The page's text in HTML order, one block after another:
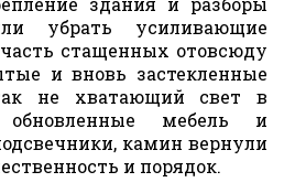
убрать усиливающие
стащенных отовсюду
и вновь застекленные
не хватающий свет в
мебель и
камин вернули
и порядок.